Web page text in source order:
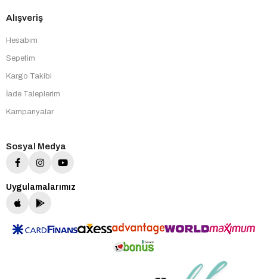
Alışveriş
Hesabım
Sepetim
Kargo Takibi
İade Taleplerim
Kampanyalar
Sosyal Medya
Uygulamalarımız